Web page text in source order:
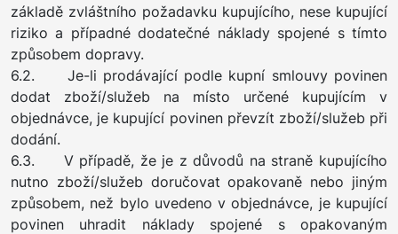
základě zvláštního požadavku kupujícího, nese kupující
riziko a případné dodatečné náklady spojené s tímto
způsobem dopravy.
6.2. Je-li prodávající podle kupní smlouvy povinen
dodat zboží/služeb na místo určené kupujícím v
objednávce, je kupující povinen převzít zboží/služeb při
dodání.
6.3. V případě, že je z důvodů na straně kupujícího
nutno zboží/služeb doručovat opakovaně nebo jiným
způsobem, než bylo uvedeno v objednávce, je kupující
povinen uhradit náklady spojené s opakovaným